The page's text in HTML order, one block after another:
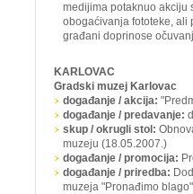
medijima potaknuo akciju
obogaćivanja fototeke, ali
građani doprinose
KARLOVAC
Gradski muzej Karlovac
događanje / akcija:
događanje / predavanje:
skup / okrugli stol:
muzeju (18.05.2007.)
događanje / promocija:
događanje / priredba:
muzeja "Pronađimo